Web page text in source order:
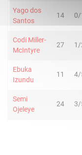
Yago dos
Santos
14 0/
Codi Miller-
McIntyre
27 1/
Ebuka
Izundu
11 4/
Semi
Ojeleye
24